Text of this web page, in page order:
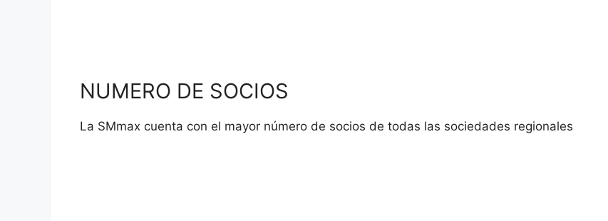
NUMERO DE SOCIOS
La SMmax cuenta con el mayor número de socios de todas las sociedades regionales